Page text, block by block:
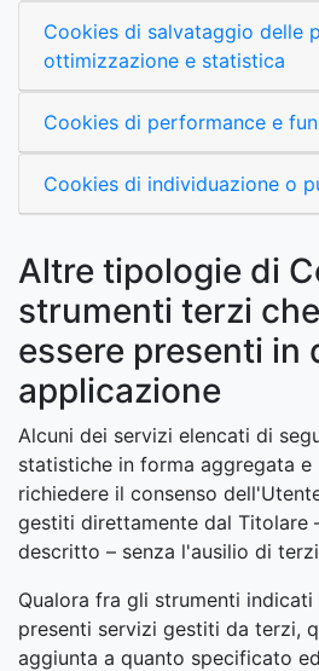
Cookies di salvataggio delle
ottimizzazione e statistica
Cookies di performance e
Cookies di individuazione o
Altre tipologie di
strumenti terzi
essere presenti in
applicazione
Alcuni dei servizi elencati di
statistiche in forma aggregata
richiedere il consenso
gestiti direttamente dal Titolare
descritto – senza l'ausilio di
Qualora fra gli strumenti
presenti servizi gestiti da terzi,
aggiunta a quanto specificato